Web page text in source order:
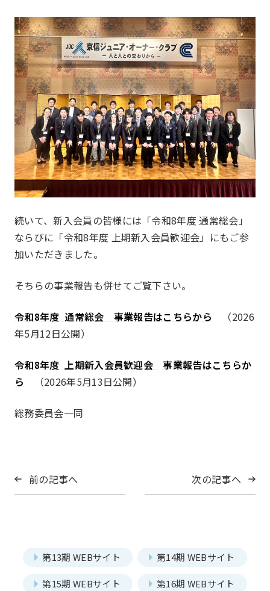
お問い合わせ
Contact us
続いて、新入会員の皆様には「令和8年度 通常総会」
ならびに「令和8年度 上期新入会員歓迎会」にもご参
加いただきました。
そちらの事業報告も併せてご覧下さい。
令和8年度 通常総会 事業報告はこちらから （2026
年5月12日公開）
令和8年度 上期新入会員歓迎会 事業報告はこちらか
ら （2026年5月13日公開）
総務委員会一同
前の記事へ 次の記事へ
第13期 WEBサイト 第14期 WEBサイト
第15期 WEBサイト 第16期 WEBサイト